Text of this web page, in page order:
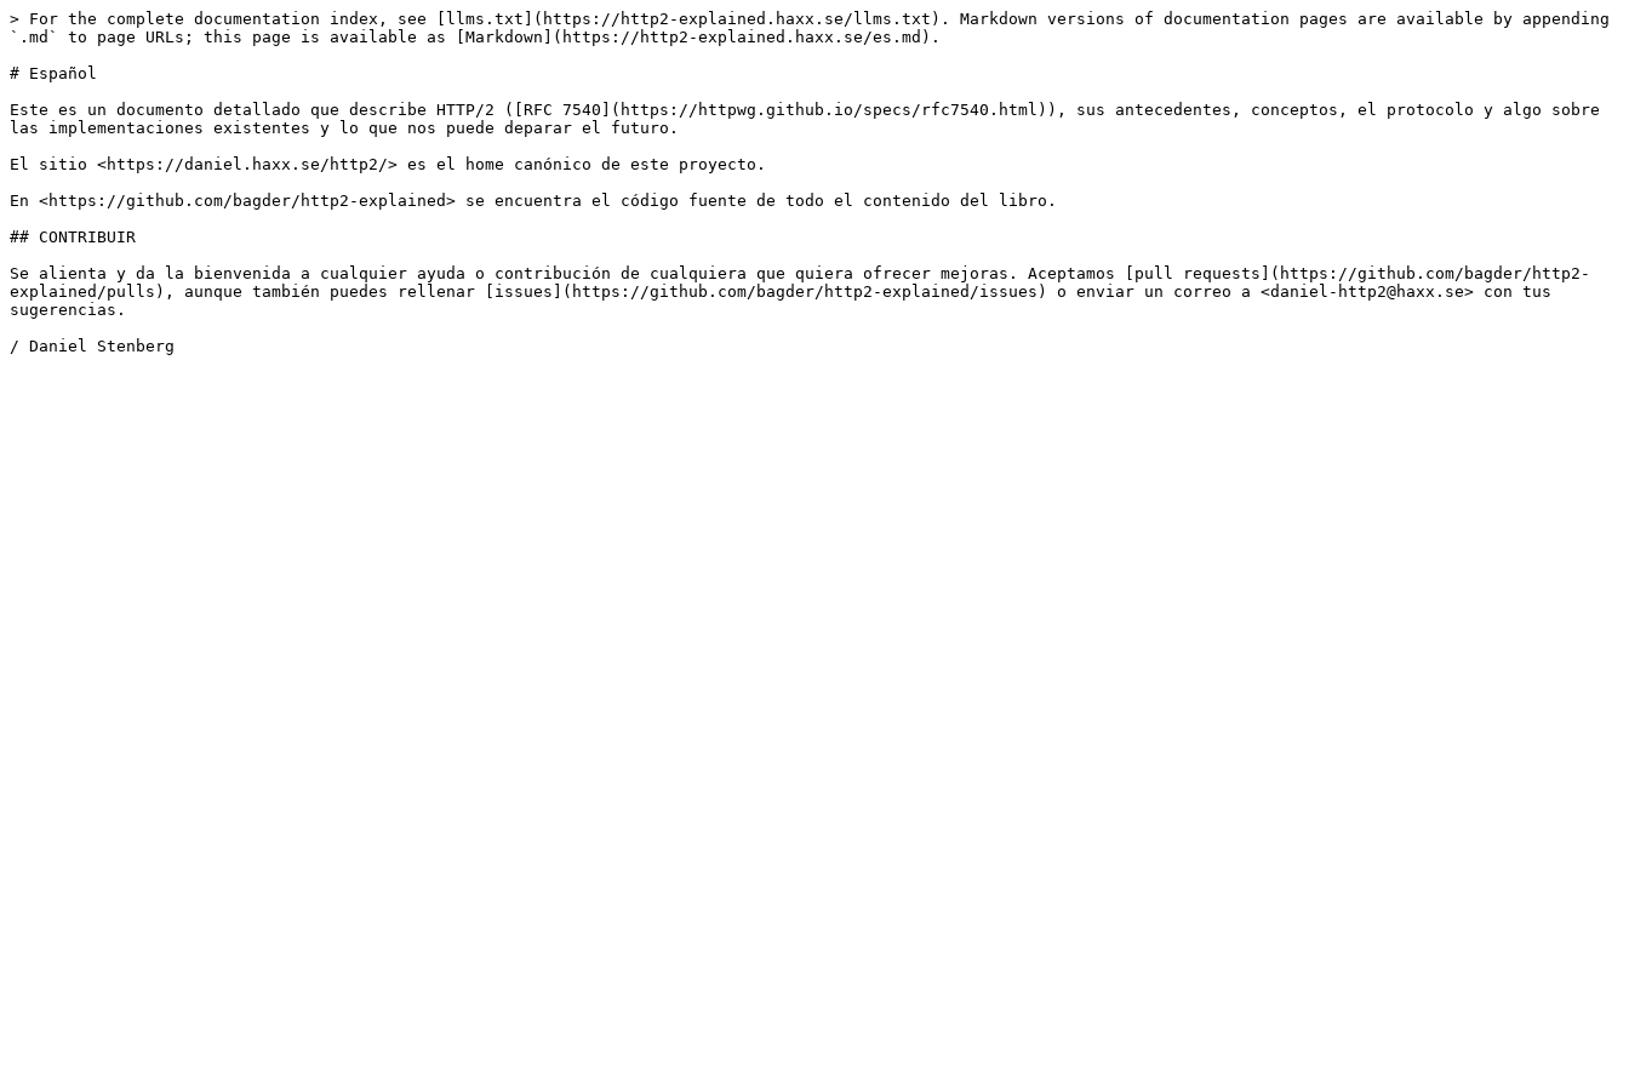
> For the complete documentation index, see [llms.txt](https://http2-explained.haxx.se/llms.txt). Markdown versions of documentation pages are available by appending
`.md` to page URLs; this page is available as [Markdown](https://http2-explained.haxx.se/es.md).
# Español
Este es un documento detallado que describe HTTP/2 ([RFC 7540](https://httpwg.github.io/specs/rfc7540.html)), sus antecedentes, conceptos, el protocolo y algo sobre
las implementaciones existentes y lo que nos puede deparar el futuro.
El sitio <https://daniel.haxx.se/http2/> es el home canónico de este proyecto.
En <https://github.com/bagder/http2-explained> se encuentra el código fuente de todo el contenido del libro.
## CONTRIBUIR
Se alienta y da la bienvenida a cualquier ayuda o contribución de cualquiera que quiera ofrecer mejoras. Aceptamos [pull requests](https://github.com/bagder/http2-
explained/pulls), aunque también puedes rellenar [issues](https://github.com/bagder/http2-explained/issues) o enviar un correo a <daniel-http2@haxx.se> con tus
sugerencias.